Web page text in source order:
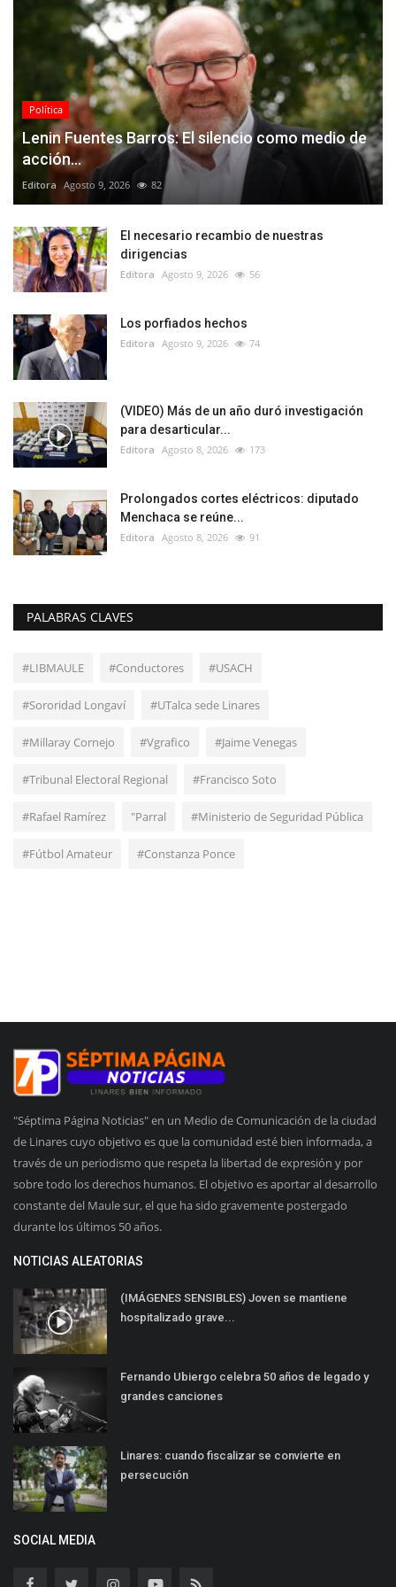
Política
Lenin Fuentes Barros: El silencio como medio de
acción...
Editora Agosto 9, 2026 82
El necesario recambio de nuestras
dirigencias
Editora Agosto 9, 2026 56
Los porfiados hechos
Editora Agosto 9, 2026 74
(VIDEO) Más de un año duró investigación
para desarticular...
Editora Agosto 8, 2026 173
Prolongados cortes eléctricos: diputado
Menchaca se reúne...
Editora Agosto 8, 2026 91
PALABRAS CLAVES
#LIBMAULE #Conductores #USACH
#Sororidad Longaví #UTalca sede Linares
#Millaray Cornejo #Vgrafico #Jaime Venegas
#Tribunal Electoral Regional #Francisco Soto
#Rafael Ramírez "Parral #Ministerio de Seguridad Pública
#Fútbol Amateur #Constanza Ponce
"Séptima Página Noticias" en un Medio de Comunicación de la ciudad
de Linares cuyo objetivo es que la comunidad esté bien informada, a
través de un periodismo que respeta la libertad de expresión y por
sobre todo los derechos humanos. El objetivo es aportar al desarrollo
constante del Maule sur, el que ha sido gravemente postergado
durante los últimos 50 años.
NOTICIAS ALEATORIAS
(IMÁGENES SENSIBLES) Joven se mantiene
hospitalizado grave...
Fernando Ubiergo celebra 50 años de legado y
grandes canciones
Linares: cuando fiscalizar se convierte en
persecución
SOCIAL MEDIA